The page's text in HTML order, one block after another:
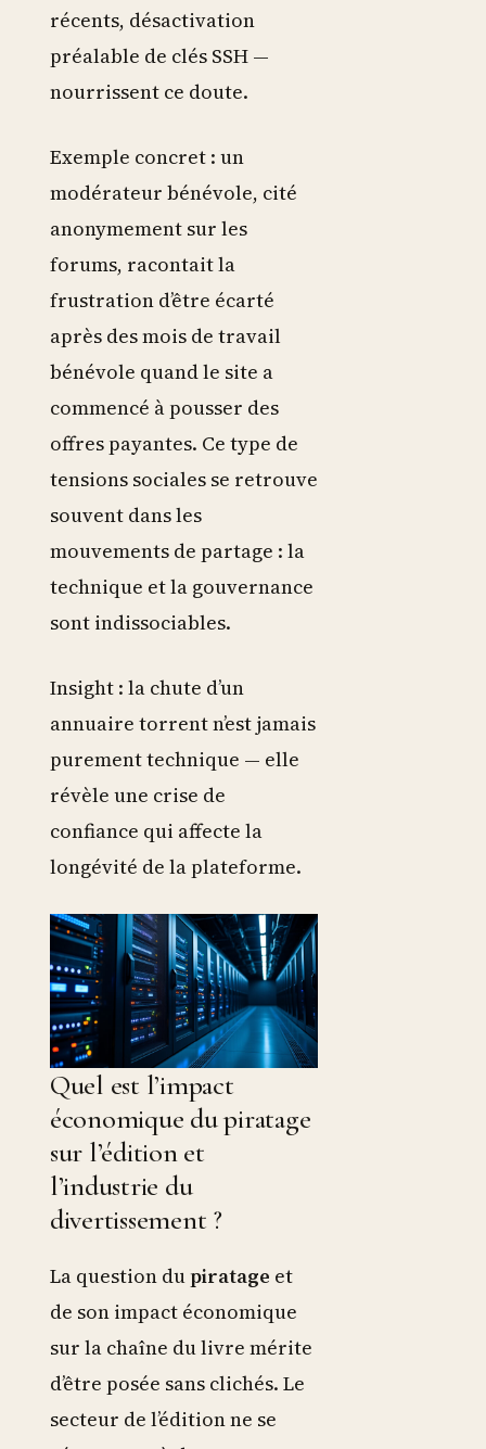
récents, désactivation
préalable de clés SSH —
nourrissent ce doute.
Exemple concret : un
modérateur bénévole, cité
anonymement sur les
forums, racontait la
frustration d’être écarté
après des mois de travail
bénévole quand le site a
commencé à pousser des
offres payantes. Ce type de
tensions sociales se retrouve
souvent dans les
mouvements de partage : la
technique et la gouvernance
sont indissociables.
Insight : la chute d’un
annuaire torrent n’est jamais
purement technique — elle
révèle une crise de
confiance qui affecte la
longévité de la plateforme.
Quel est l’impact
économique du piratage
sur l’édition et
l’industrie du
divertissement ?
La question dupiratage et
de son impact économique
sur la chaîne du livre mérite
d’être posée sans clichés. Le
secteur de l’édition ne se